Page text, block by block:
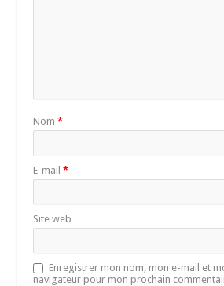
Nom*
E-mail*
Site web
Enregistrer mon nom, mon e-mail et
navigateur pour mon prochain